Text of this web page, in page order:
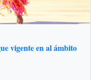
vigente en al ámbito